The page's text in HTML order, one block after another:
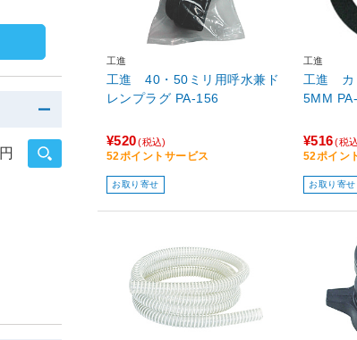
工進
工進 40・50ミリ用呼水兼ド
レンプラグ PA-156
¥520 (税込)
52ポイントサービス
お取り寄せ
工進
工進 カ
5MM
¥516 (税
52ポイン
お取り寄せ
円